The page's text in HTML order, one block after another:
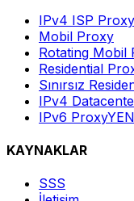
IPv4 ISP Proxy
Mobil Proxy
Rotating Mobil
Residential
Sınırsız
IPv4
IPv6 Proxy
KAYNAKLAR
SSS